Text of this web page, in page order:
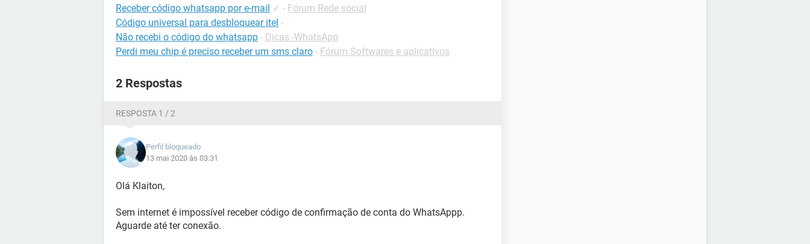
Receber código whatsapp por e-mail ✓ - Fórum Rede social
Código universal para desbloquear itel -
Não recebi o código do whatsapp - Dicas -WhatsApp
Perdi meu chip é preciso receber um sms claro - Fórum Softwares e aplicativos
2 Respostas
RESPOSTA 1 / 2
Perfil bloqueado
13 mai 2020 às 03:31
Olá Klaiton,
Sem internet é impossível receber código de confirmação de conta do WhatsAppp.
Aguarde até ter conexão.